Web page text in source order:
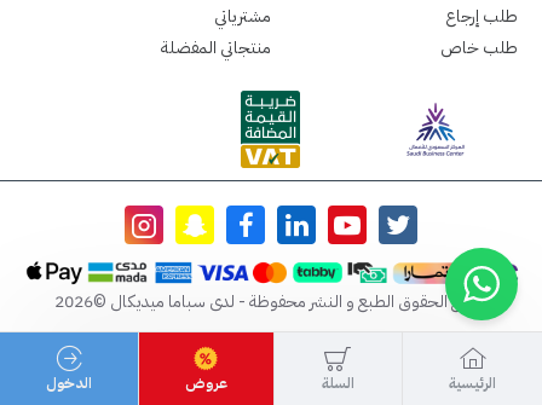
طلب إرجاع
طلب خاص
مشترياتي
منتجاتي المفضلة
جميع الحقوق الطبع و النشر محفوظة - لدى سباما ميديكال ©2026
الرئيسية السلة عروض الدخول